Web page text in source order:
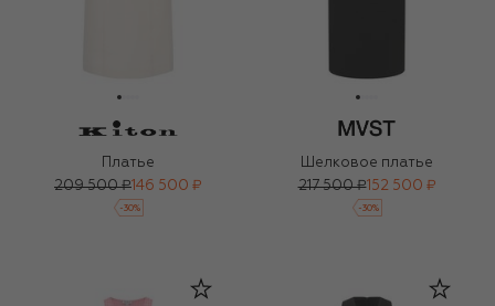
Платье
209 500 ₽ 146 500 ₽
-30%
Шелковое платье
217 500 ₽152 500 ₽
-30%